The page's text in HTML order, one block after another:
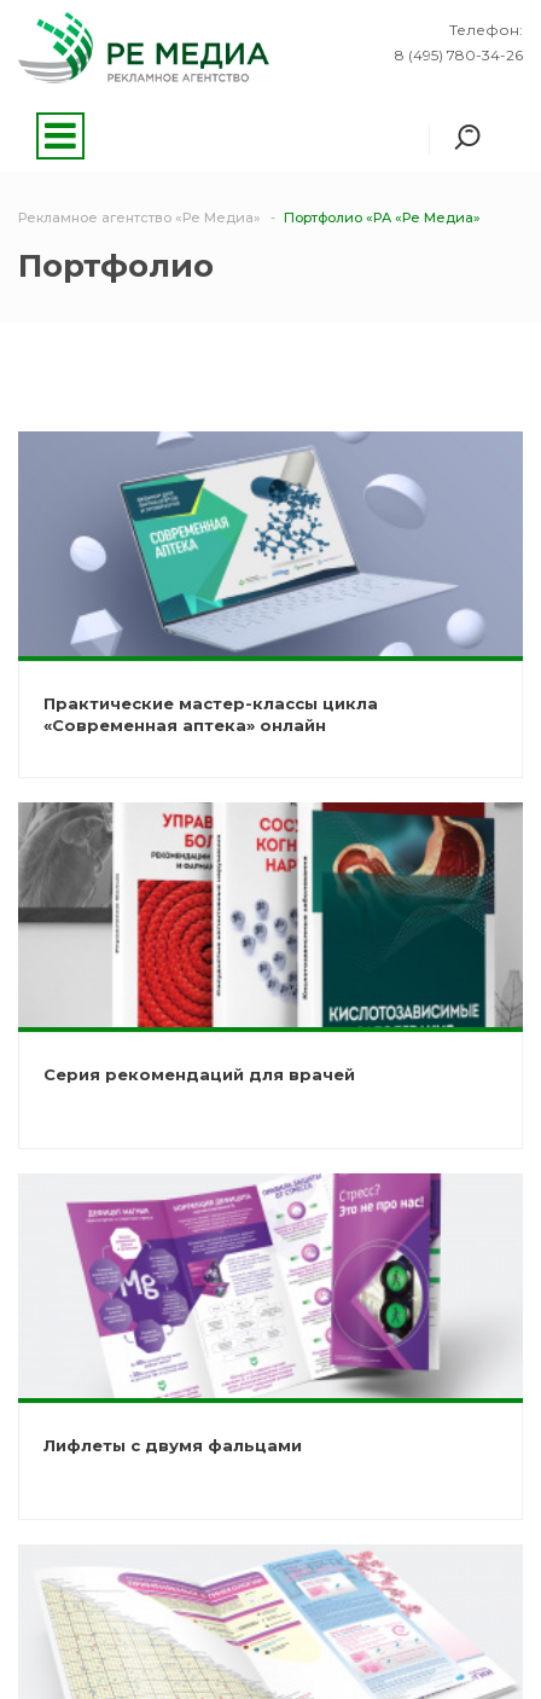
Телефон:
8 (495) 780-34-26
Рекламное агентство «Ре Медиа» Портфолио «РА «Ре Медиа»
Портфолио
Практические мастер-классы цикла
«Современная аптека» онлайн
Серия рекомендаций для врачей
Лифлеты с двумя фальцами